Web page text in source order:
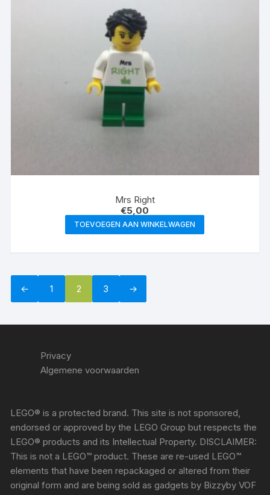
Mrs Right
€5,00
TOEVOEGEN AAN WINKELWAGEN
← 1 2 3 →
Privacy
Algemene voorwaarden
LEGO® is a protected brand. This site is not sponsored,
endorsed or approved by the LEGO Group but respects the
LEGO® products and its Intellectual Property. DISCLAIMER:
This is not a LEGO™ product. These are re-used LEGO™
elements that have been repackaged or altered from their
original form and are being sold as gadgets by Bizzyby VOF